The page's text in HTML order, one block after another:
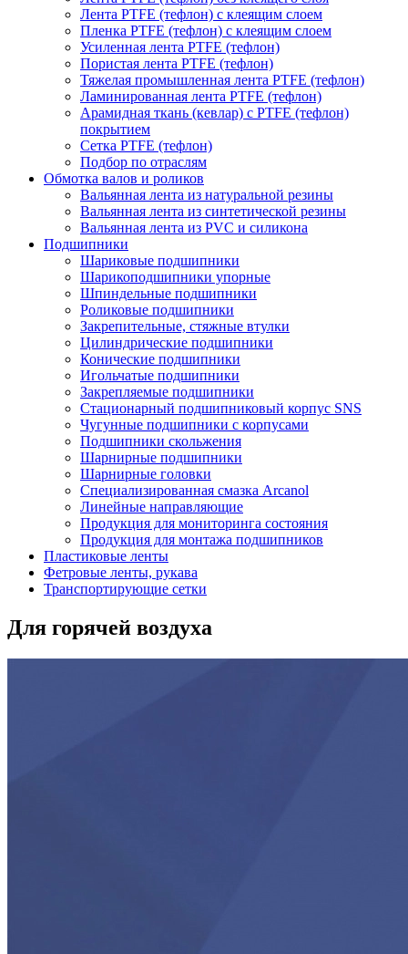
Лента PTFE (тефлон) с клеящим слоем
Пленка PTFE (тефлон) с клеящим слоем
Усиленная лента PTFE (тефлон)
Пористая лента PTFE (тефлон)
Тяжелая промышленная лента PTFE (тефлон)
Ламинированная лента PTFE (тефлон)
Арамидная ткань (кевлар) с PTFE (тефлон)
покрытием
Сетка PTFE (тефлон)
Подбор по отраслям
Обмотка валов и роликов
Вальянная лента из натуральной резины
Вальянная лента из синтетической резины
Вальянная лента из PVC и силикона
Подшипники
Шариковые подшипники
Шарикоподшипники упорные
Шпиндельные подшипники
Роликовые подшипники
Закрепительные, стяжные втулки
Цилиндрические подшипники
Конические подшипники
Игольчатые подшипники
Закрепляемые подшипники
Стационарный подшипниковый корпус SNS
Чугунные подшипники с корпусами
Подшипники скольжения
Шарнирные подшипники
Шарнирные головки
Специализированная смазка Arcanol
Линейные направляющие
Продукция для мониторинга состояния
Продукция для монтажа подшипников
Пластиковые ленты
Фетровые ленты, рукава
Транспортирующие сетки
Для горячей воздуха